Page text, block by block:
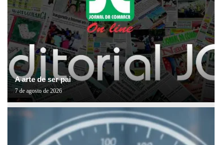
A arte de ser pai
7 de agosto de 2026